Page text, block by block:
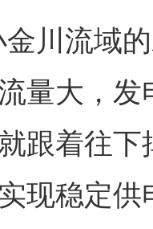
流域的
量大，
跟着往
现稳定供